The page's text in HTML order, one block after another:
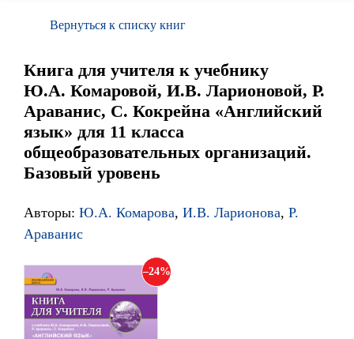
Вернуться к списку книг
Книга для учителя к учебнику
Ю.А. Комаровой, И.В. Ларионовой, Р.
Араванис, С. Кокрейна «Английский
язык» для 11 класса
общеобразовательных организаций.
Базовый уровень
Авторы: Ю.А. Комарова, И.В. Ларионова, Р.
Араванис
24